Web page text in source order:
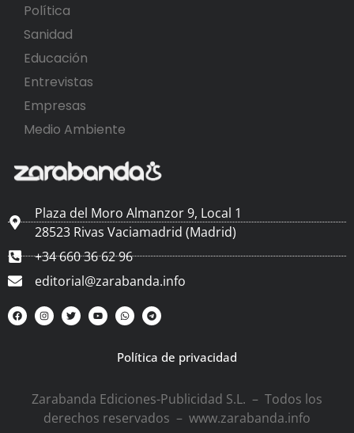
Política
Sanidad
Educación
Entrevistas
Empresas
Medio Ambiente
Plaza del Moro Almanzor 9, Local 1
28523 Rivas Vaciamadrid (Madrid)
+34 660 36 62 96
editorial@zarabanda.info
Política de privacidad
Zarabanda Ediciones-Publicidad S.L. – Todos los
derechos reservados – www.zarabanda.info